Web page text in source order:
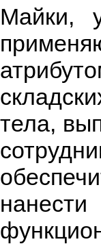
Майки,
тела,